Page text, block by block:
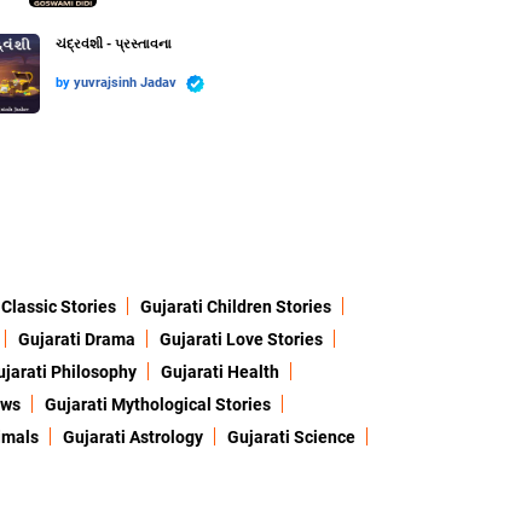
ચંદ્રવંશી - પ્રસ્તાવના
by yuvrajsinh Jadav
Stories
Gujarati Children Stories
Gujarati Drama
Gujarati Love Stories
Philosophy
Gujarati Health
Gujarati Mythological Stories
Gujarati Astrology
Gujarati Science